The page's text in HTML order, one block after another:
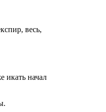
весь,
икать начал